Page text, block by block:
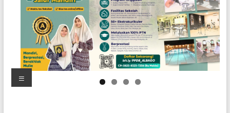
Unggul
Bayan
Putri
Goalpara
Menu